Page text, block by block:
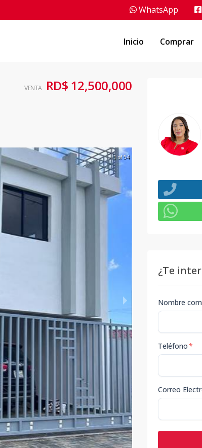
WhatsApp
Inicio Comprar
VENTA RD$ 12,500,000
1 of 54
¿Te
Nombre
Teléfono*
Correo